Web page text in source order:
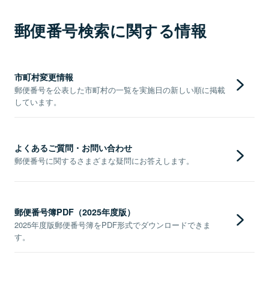
郵便番号検索に関する情報
市町村変更情報
郵便番号を公表した市町村の一覧を実施日の新しい順に掲載
しています。
よくあるご質問・お問い合わせ
郵便番号に関するさまざまな疑問にお答えします。
郵便番号簿PDF（2025年度版）
2025年度版郵便番号簿をPDF形式でダウンロードできま
す。